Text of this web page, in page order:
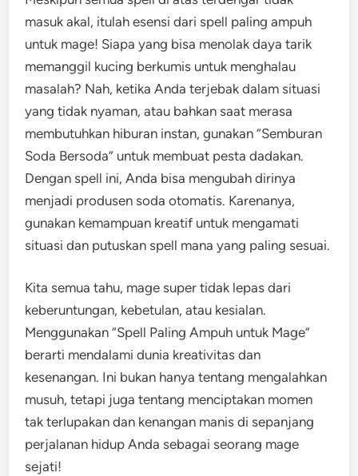
masuk akal, itulah esensi dari spell paling ampuh
untuk mage! Siapa yang bisa menolak daya tarik
memanggil kucing berkumis untuk menghalau
masalah? Nah, ketika Anda terjebak dalam situasi
yang tidak nyaman, atau bahkan saat merasa
membutuhkan hiburan instan, gunakan “Semburan
Soda Bersoda” untuk membuat pesta dadakan.
Dengan spell ini, Anda bisa mengubah dirinya
menjadi produsen soda otomatis. Karenanya,
gunakan kemampuan kreatif untuk mengamati
situasi dan putuskan spell mana yang paling sesuai.
Kita semua tahu, mage super tidak lepas dari
keberuntungan, kebetulan, atau kesialan.
Menggunakan “Spell Paling Ampuh untuk Mage”
berarti mendalami dunia kreativitas dan
kesenangan. Ini bukan hanya tentang mengalahkan
musuh, tetapi juga tentang menciptakan momen
tak terlupakan dan kenangan manis di sepanjang
perjalanan hidup Anda sebagai seorang mage
sejati!